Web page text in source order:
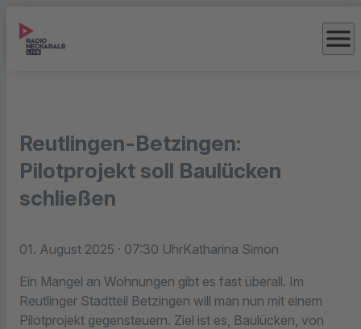
menu
Reutlingen-Betzingen:
Pilotprojekt soll Baulücken
schließen
01. August 2025 · 07:30 UhrKatharina Simon
Ein Mangel an Wohnungen gibt es fast überall. Im
Reutlinger Stadtteil Betzingen will man nun mit einem
Pilotprojekt gegensteuern. Ziel ist es, Baulücken, von